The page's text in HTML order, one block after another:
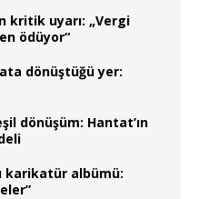
kritik uyarı: „Vergi
ödüyor“
dönüştüğü yer:
dönüşüm: Hantat’ın
karikatür albümü: